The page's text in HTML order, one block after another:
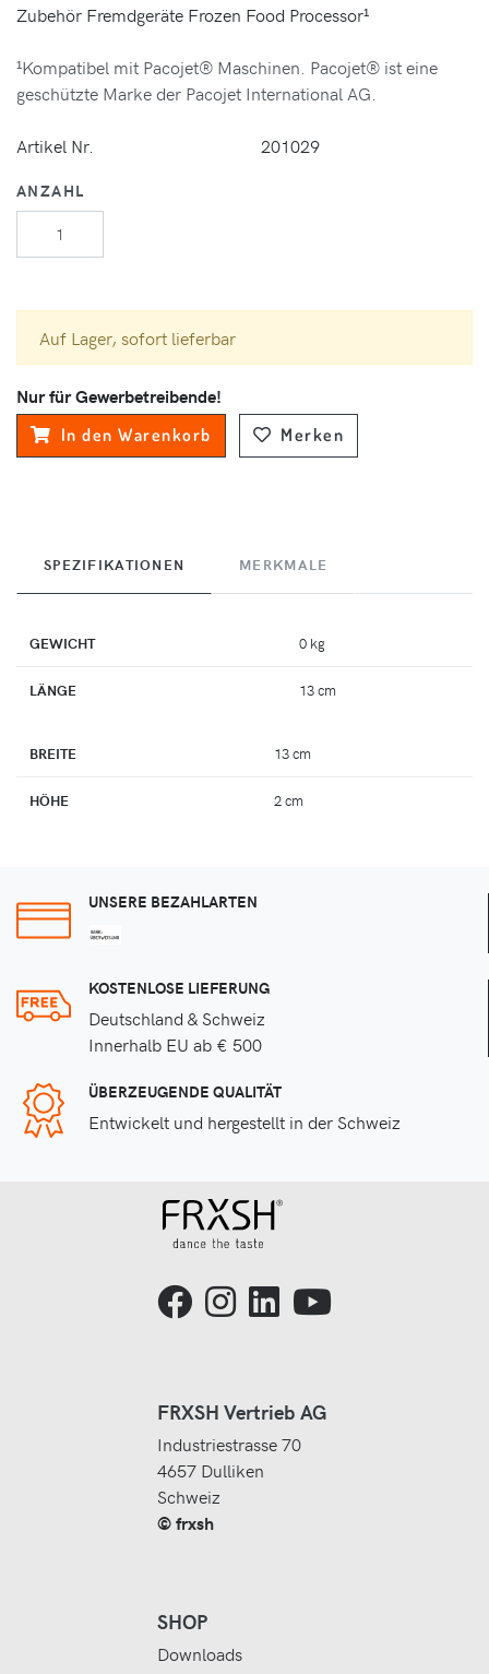
Zubehör Fremdgeräte Frozen Food Processor¹
¹Kompatibel mit Pacojet® Maschinen. Pacojet® ist eine
geschützte Marke der Pacojet International AG.
Artikel Nr. 201029
ANZAHL
Auf Lager, sofort lieferbar
Nur für Gewerbetreibende!
In den Warenkorb Merken
SPEZIFIKATIONEN MERKMALE
GEWICHT 0 kg
LÄNGE 13 cm
BREITE 13 cm
HÖHE 2 cm
UNSERE BEZAHLARTEN
KOSTENLOSE LIEFERUNG
Deutschland & Schweiz
Innerhalb EU ab € 500
ÜBERZEUGENDE QUALITÄT
Entwickelt und hergestellt in der Schweiz
FRXSH Vertrieb AG
Industriestrasse 70
4657 Dulliken
Schweiz
© frxsh
SHOP
Downloads